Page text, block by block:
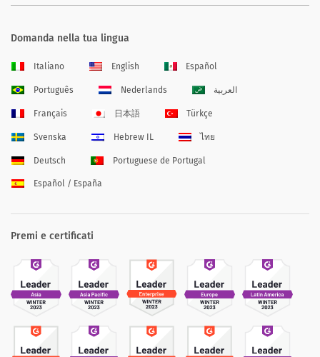
Domanda nella tua lingua
Italiano English Español
Português Nederlands العربية
Français 日本語 Türkçe
Svenska Hebrew IL ไทย
Deutsch Portuguese de Portugal
Español / España
Premi e certificati